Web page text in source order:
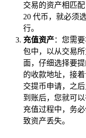
交易的资产相匹
20 代币，就必须
行。
充值资产：您需
包中，以从交易
面，仔细选择要
的收款地址，接
交提币申请，之
到账后，您就可
充值过程中，务
致资产丢失。